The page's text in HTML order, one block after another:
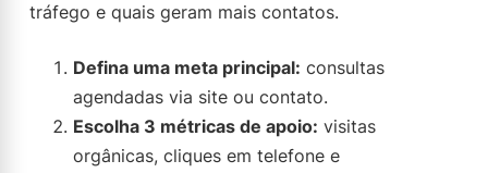
tráfego e quais geram mais contatos.
Defina uma meta principal: consultas
agendadas via site ou contato.
Escolha 3 métricas de apoio: visitas
orgânicas, cliques em telefone e